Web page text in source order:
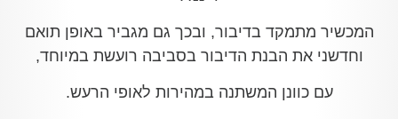
המכשיר מתמקד בדיבור, ובכך גם מגביר באופן תואם
וחדשני את הבנת הדיבור בסביבה רועשת במיוחד,
עם כוונן המשתנה במהירות לאופי הרעש.